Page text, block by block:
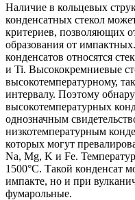
Наличие в кольцевых
конденсатных стекол
критериев, позволяющих
образования от
конденсатов относятся
и Ti. Высококремниевые
высокотемпературному,
интервалу. Поэтому
высокотемпературных
однозначным
низкотемпературным
которых могут
Na, Mg, K и Fe.
1500°С. Такой конденсат
импакте, но и при
фумарольные.